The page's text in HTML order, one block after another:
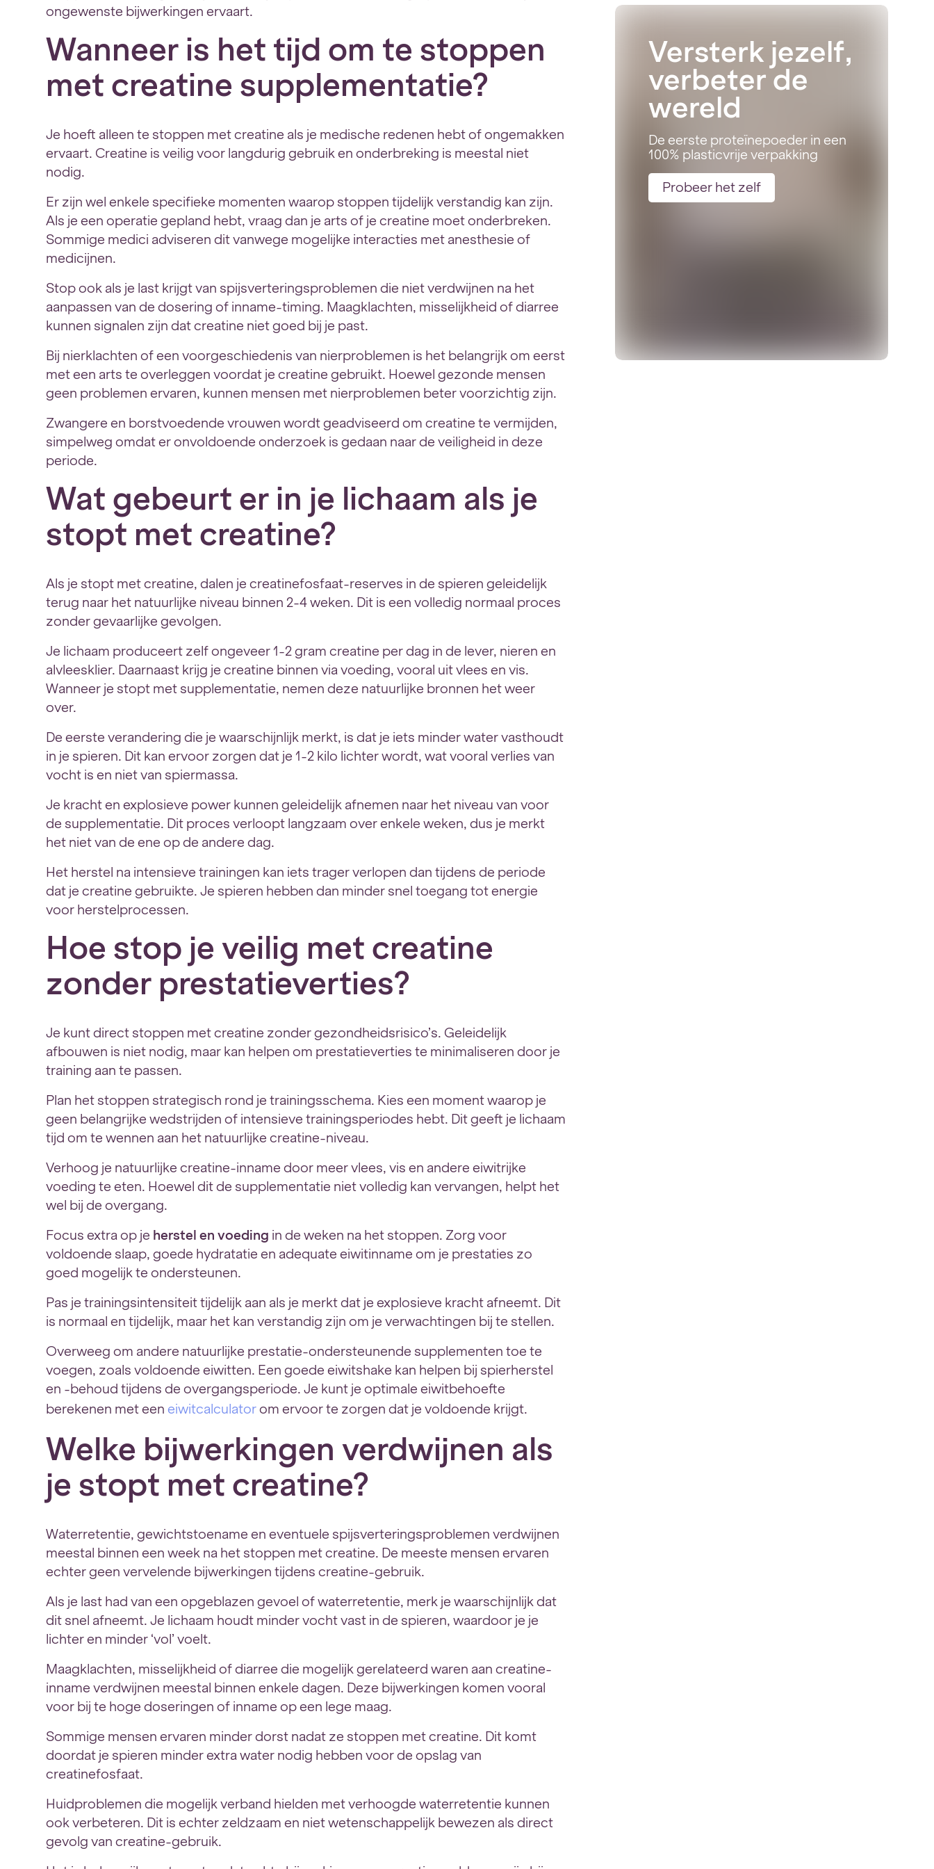
ongewenste bijwerkingen ervaart.
Wanneer is het tijd om te stoppen
met creatine supplementatie?
Je hoeft alleen te stoppen met creatine als je medische redenen hebt of ongemakken
ervaart. Creatine is veilig voor langdurig gebruik en onderbreking is meestal niet
nodig.
Er zijn wel enkele specifieke momenten waarop stoppen tijdelijk verstandig kan zijn.
Als je een operatie gepland hebt, vraag dan je arts of je creatine moet onderbreken.
Sommige medici adviseren dit vanwege mogelijke interacties met anesthesie of
medicijnen.
Stop ook als je last krijgt van spijsverteringsproblemen die niet verdwijnen na het
aanpassen van de dosering of inname-timing. Maagklachten, misselijkheid of diarree
kunnen signalen zijn dat creatine niet goed bij je past.
Bij nierklachten of een voorgeschiedenis van nierproblemen is het belangrijk om eerst
met een arts te overleggen voordat je creatine gebruikt. Hoewel gezonde mensen
geen problemen ervaren, kunnen mensen met nierproblemen beter voorzichtig zijn.
Zwangere en borstvoedende vrouwen wordt geadviseerd om creatine te vermijden,
simpelweg omdat er onvoldoende onderzoek is gedaan naar de veiligheid in deze
periode.
Wat gebeurt er in je lichaam als je
stopt met creatine?
Als je stopt met creatine, dalen je creatinefosfaat-reserves in de spieren geleidelijk
terug naar het natuurlijke niveau binnen 2-4 weken. Dit is een volledig normaal proces
zonder gevaarlijke gevolgen.
Je lichaam produceert zelf ongeveer 1-2 gram creatine per dag in de lever, nieren en
alvleesklier. Daarnaast krijg je creatine binnen via voeding, vooral uit vlees en vis.
Wanneer je stopt met supplementatie, nemen deze natuurlijke bronnen het weer
over.
De eerste verandering die je waarschijnlijk merkt, is dat je iets minder water vasthoudt
in je spieren. Dit kan ervoor zorgen dat je 1-2 kilo lichter wordt, wat vooral verlies van
vocht is en niet van spiermassa.
Je kracht en explosieve power kunnen geleidelijk afnemen naar het niveau van voor
de supplementatie. Dit proces verloopt langzaam over enkele weken, dus je merkt
het niet van de ene op de andere dag.
Het herstel na intensieve trainingen kan iets trager verlopen dan tijdens de periode
dat je creatine gebruikte. Je spieren hebben dan minder snel toegang tot energie
voor herstelprocessen.
Hoe stop je veilig met creatine
zonder prestatieverties?
Je kunt direct stoppen met creatine zonder gezondheidsrisico’s. Geleidelijk
afbouwen is niet nodig, maar kan helpen om prestatieverties te minimaliseren door je
training aan te passen.
Plan het stoppen strategisch rond je trainingsschema. Kies een moment waarop je
geen belangrijke wedstrijden of intensieve trainingsperiodes hebt. Dit geeft je lichaam
tijd om te wennen aan het natuurlijke creatine-niveau.
Verhoog je natuurlijke creatine-inname door meer vlees, vis en andere eiwitrijke
voeding te eten. Hoewel dit de supplementatie niet volledig kan vervangen, helpt het
wel bij de overgang.
Focus extra op je herstel en voeding in de weken na het stoppen. Zorg voor
voldoende slaap, goede hydratatie en adequate eiwitinname om je prestaties zo
goed mogelijk te ondersteunen.
Pas je trainingsintensiteit tijdelijk aan als je merkt dat je explosieve kracht afneemt. Dit
is normaal en tijdelijk, maar het kan verstandig zijn om je verwachtingen bij te stellen.
Overweeg om andere natuurlijke prestatie-ondersteunende supplementen toe te
voegen, zoals voldoende eiwitten. Een goede eiwitshake kan helpen bij spierherstel
en -behoud tijdens de overgangsperiode. Je kunt je optimale eiwitbehoefte
berekenen met een eiwitcalculatorom ervoor te zorgen dat je voldoende krijgt.
Welke bijwerkingen verdwijnen als
je stopt met creatine?
Waterretentie, gewichtstoename en eventuele spijsverteringsproblemen verdwijnen
meestal binnen een week na het stoppen met creatine. De meeste mensen ervaren
echter geen vervelende bijwerkingen tijdens creatine-gebruik.
Als je last had van een opgeblazen gevoel of waterretentie, merk je waarschijnlijk dat
dit snel afneemt. Je lichaam houdt minder vocht vast in de spieren, waardoor je je
lichter en minder ‘vol’ voelt.
Maagklachten, misselijkheid of diarree die mogelijk gerelateerd waren aan creatine-
inname verdwijnen meestal binnen enkele dagen. Deze bijwerkingen komen vooral
voor bij te hoge doseringen of inname op een lege maag.
Sommige mensen ervaren minder dorst nadat ze stoppen met creatine. Dit komt
doordat je spieren minder extra water nodig hebben voor de opslag van
creatinefosfaat.
Huidproblemen die mogelijk verband hielden met verhoogde waterretentie kunnen
ook verbeteren. Dit is echter zeldzaam en niet wetenschappelijk bewezen als direct
gevolg van creatine-gebruik.
Versterk jezelf,
verbeter de
wereld
De eerste proteïnepoeder in een
100% plasticvrije verpakking
Probeer het zelf